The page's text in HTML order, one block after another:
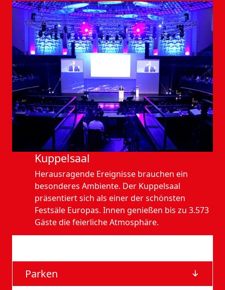
Kuppelsaal
Herausragende Ereignisse brauchen ein
besonderes Ambiente. Der Kuppelsaal
präsentiert sich als einer der schönsten
Festsäle Europas. Innen genießen bis zu 3.573
Gäste die feierliche Atmosphäre.
Parken